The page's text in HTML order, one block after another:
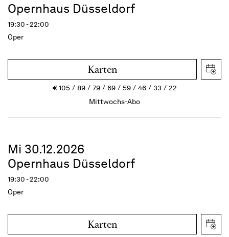
Opernhaus Düsseldorf
19:30 - 22:00
Oper
Karten
€105 89 79 69 59 46 33
22
Mittwochs-Abo
Mi 30.12.2026
Opernhaus Düsseldorf
19:30 - 22:00
Oper
Karten